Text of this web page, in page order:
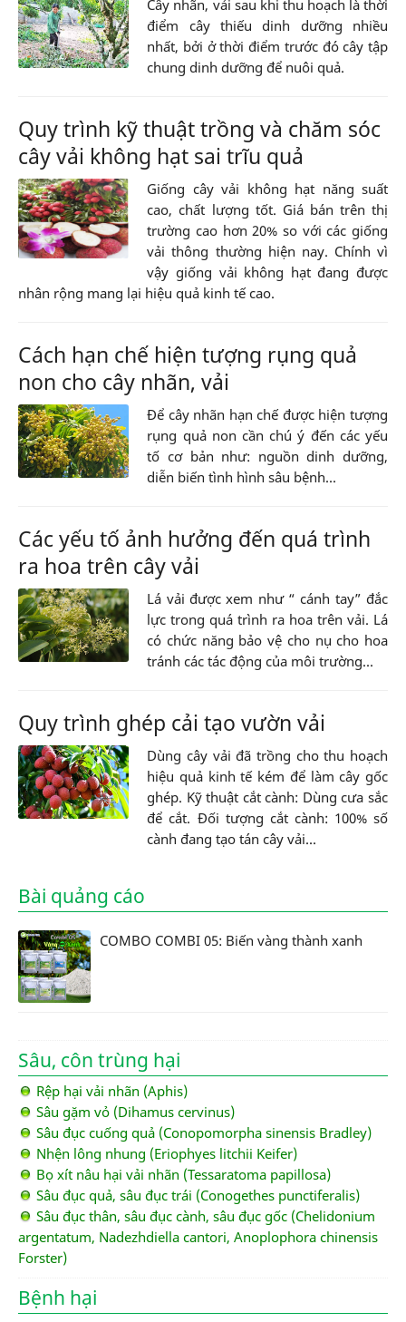
Cây nhãn, vải sau khi thu hoạch là thời
điểm cây thiếu dinh dưỡng nhiều
nhất, bởi ở thời điểm trước đó cây tập
chung dinh dưỡng để nuôi quả.
Quy trình kỹ thuật trồng và chăm sóc
cây vải không hạt sai trĩu quả
Giống cây vải không hạt năng suất
cao, chất lượng tốt. Giá bán trên thị
trường cao hơn 20% so với các giống
vải thông thường hiện nay. Chính vì
vậy giống vải không hạt đang được
nhân rộng mang lại hiệu quả kinh tế cao.
Cách hạn chế hiện tượng rụng quả
non cho cây nhãn, vải
Để cây nhãn hạn chế được hiện tượng
rụng quả non cần chú ý đến các yếu
tố cơ bản như: nguồn dinh dưỡng,
diễn biến tình hình sâu bệnh...
Các yếu tố ảnh hưởng đến quá trình
ra hoa trên cây vải
Lá vải được xem như “ cánh tay” đắc
lực trong quá trình ra hoa trên vải. Lá
có chức năng bảo vệ cho nụ cho hoa
tránh các tác động của môi trường...
Quy trình ghép cải tạo vườn vải
Dùng cây vải đã trồng cho thu hoạch
hiệu quả kinh tế kém để làm cây gốc
ghép. Kỹ thuật cắt cành: Dùng cưa sắc
để cắt. Đối tượng cắt cành: 100% số
cành đang tạo tán cây vải...
Bài quảng cáo
COMBO COMBI 05: Biến vàng thành xanh
Sâu, côn trùng hại
Rệp hại vải nhãn (Aphis)
Sâu gặm vỏ (Dihamus cervinus)
Sâu đục cuống quả (Conopomorpha sinensis Bradley)
Nhện lông nhung (Eriophyes litchii Keifer)
Bọ xít nâu hại vải nhãn (Tessaratoma papillosa)
Sâu đục quả, sâu đục trái (Conogethes punctiferalis)
Sâu đục thân, sâu đục cành, sâu đục gốc (Chelidonium
argentatum, Nadezhdiella cantori, Anoplophora chinensis
Forster)
Bệnh hại